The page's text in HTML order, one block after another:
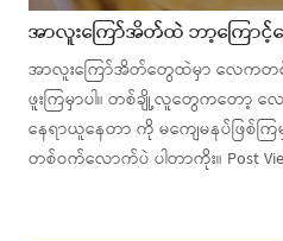
အာလူးကြော်အိတ်ထဲ ဘာ့ကြောင့်
အာလူးကြော်အိတ်တွေထဲမှာ လေကတစ်
ဖူးကြမှာပါ။ တစ်ချို့လူတွေကတေ
နေရာယူနေတာ ကို မကျေမနပ်ဖြစ်ကြ
တစ်ဝက်လောက်ပဲ ပါတာကိုး။ Post